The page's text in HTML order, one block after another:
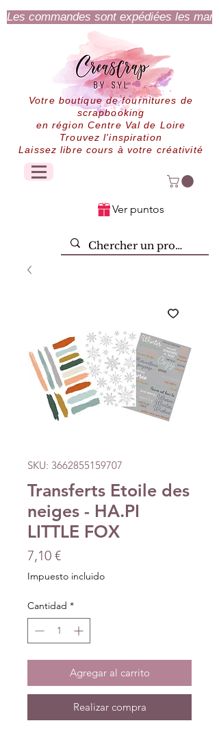
Les commandes sont expédiées les
Votre boutique de fournitures de
scrapbooking
en région Centre Val de Loire
Trouvez l'inspiration
Laissez libre cours à votre créativité
Ver puntos
SKU: 3662855159707
Transferts Etoile des
neiges - HA.PI
LITTLE FOX
7,10 €Precio
Impuesto incluido
Cantidad *
Agregar al carrito
Realizar compra